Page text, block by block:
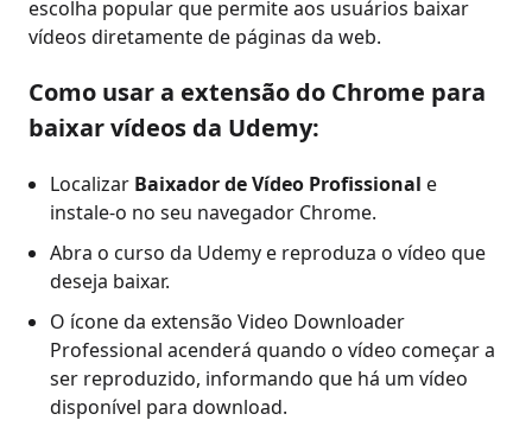
escolha popular que permite aos usuários baixar
vídeos diretamente de páginas da web.
Como usar a extensão do Chrome para
baixar vídeos da Udemy:
Localizar Baixador de Vídeo Profissional e
instale-o no seu navegador Chrome.
Abra o curso da Udemy e reproduza o vídeo que
deseja baixar.
O ícone da extensão Video Downloader
Professional acenderá quando o vídeo começar a
ser reproduzido, informando que há um vídeo
disponível para download.